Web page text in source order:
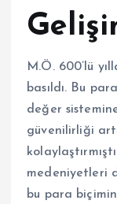
M.Ö. 600’lü
basıldı. Bu
değer
güvenilirliği
medeniyetleri
bu para